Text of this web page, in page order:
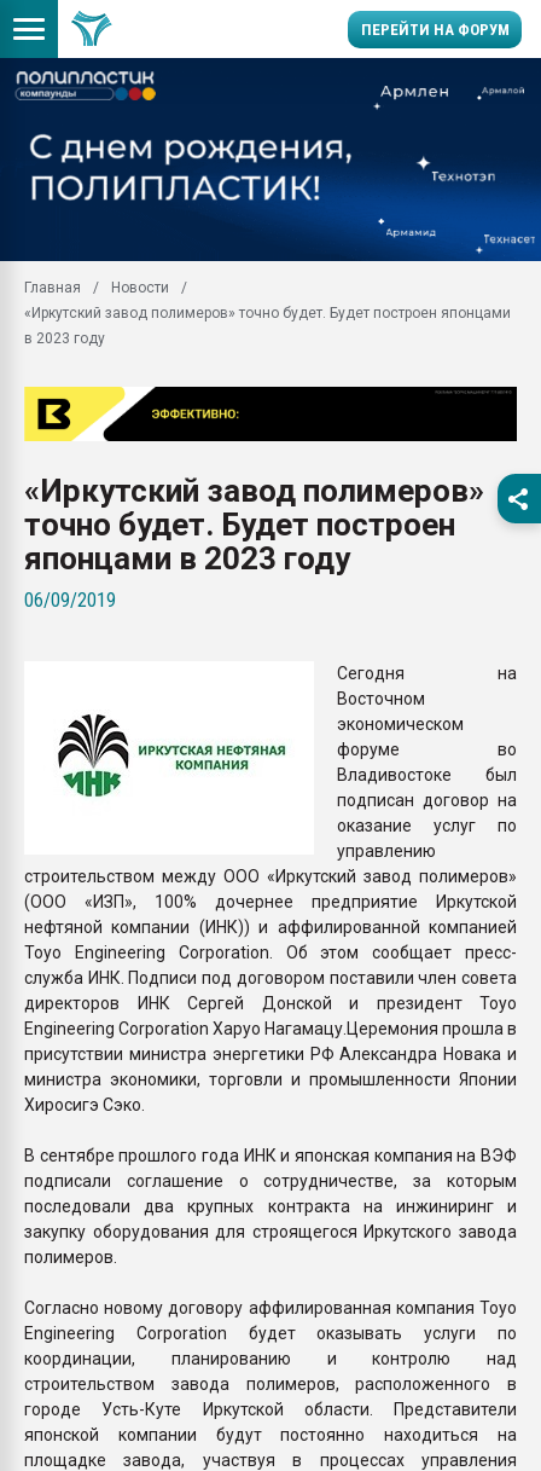
ПЕРЕЙТИ НА ФОРУМ
Вакуум-формовочные
28.07.2026
Всё, что касается
вакуумного
Продам отходы
поликарбоната и АБС-
Главная
Новости
«Иркутский завод полимеров» точно будет. Будет построен японцами
в 2023 году
«Иркутский завод полимеров»
точно будет. Будет построен
японцами в 2023 году
06/09/2019
Сегодня на
Восточном
экономическом
форуме во
Владивостоке был
подписан договор на
оказание услуг по
управлению
строительством между ООО «Иркутский завод полимеров»
(ООО «ИЗП», 100% дочернее предприятие Иркутской
нефтяной компании (ИНК)) и аффилированной компанией
Toyo Engineering Corporation. Об этом сообщает пресс-
служба ИНК. Подписи под договором поставили член совета
директоров ИНК Сергей Донской и президент Toyo
Engineering Corporation Харуо Нагамацу.Церемония прошла в
присутствии министра энергетики РФ Александра Новака и
министра экономики, торговли и промышленности Японии
Хиросигэ Сэко.
В сентябре прошлого года ИНК и японская компания на ВЭФ
подписали соглашение о сотрудничестве, за которым
последовали два крупных контракта на инжиниринг и
закупку оборудования для строящегося Иркутского завода
полимеров.
Согласно новому договору аффилированная компания Toyo
Engineering Corporation будет оказывать услуги по
координации, планированию и контролю над
строительством завода полимеров, расположенного в
городе Усть-Куте Иркутской области. Представители
японской компании будут постоянно находиться на
площадке завода, участвуя в процессах управления